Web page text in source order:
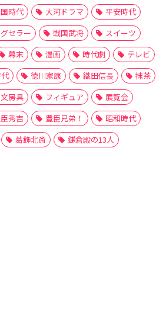
時代 大河ドラマ
平安時代
セラー 戦国武将
スイーツ
幕末 漫画 時代劇
テレビ
徳川家康 織田信長
抹茶
文房具 フィギュア
展覧会
秀吉 豊臣兄弟！
昭和時代
葛飾北斎 鎌倉殿の13人